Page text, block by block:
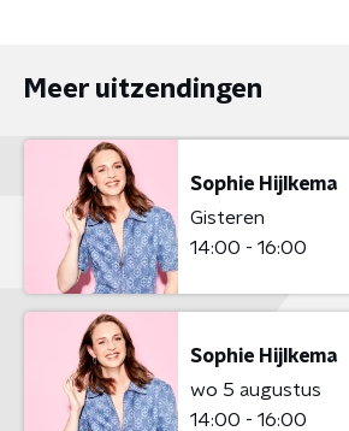
Meer uitzendingen
Sophie Hijlkema
Gisteren
14:00 - 16:00
Sophie Hijlkema
wo 5 augustus
14:00 - 16:00